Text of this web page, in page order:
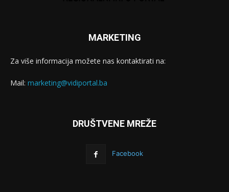
MARKETING
Za više informacija možete nas kontaktirati na:
Mail: marketing@vidiportal.ba
DRUŠTVENE MREŽE
Facebook